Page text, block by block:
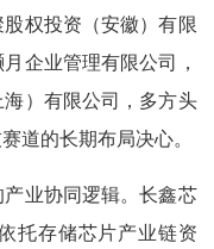
权投资（安徽）有限
企业管理有限公司，
）有限公司，多方头
道的长期布局决心。
业协同逻辑。长鑫芯
托存储芯片产业链资